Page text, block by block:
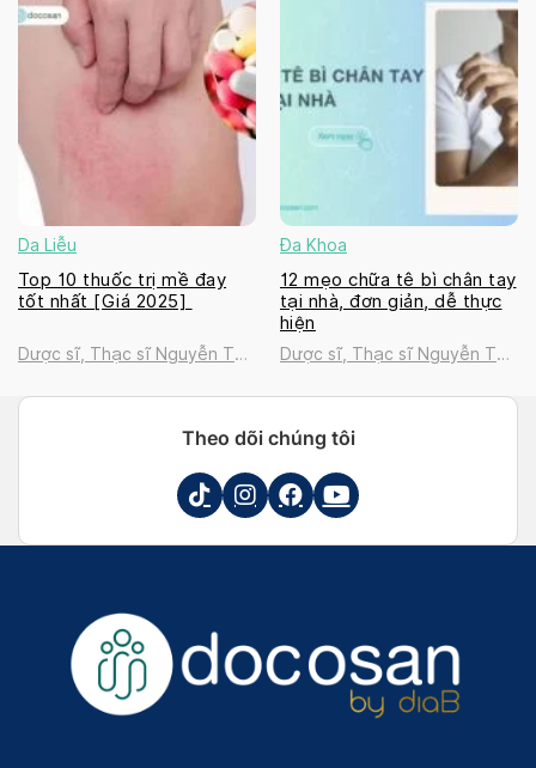
Da Liễu
Top 10 thuốc trị mề đay
tốt nhất [Giá 2025]
Dược sĩ, Thạc sĩ Nguyễn Thị
Đa Khoa
12 mẹo chữa tê bì chân tay
tại nhà, đơn giản, dễ thực
hiện
Dược sĩ, Thạc sĩ Nguyễn Thị
Theo dõi chúng tôi